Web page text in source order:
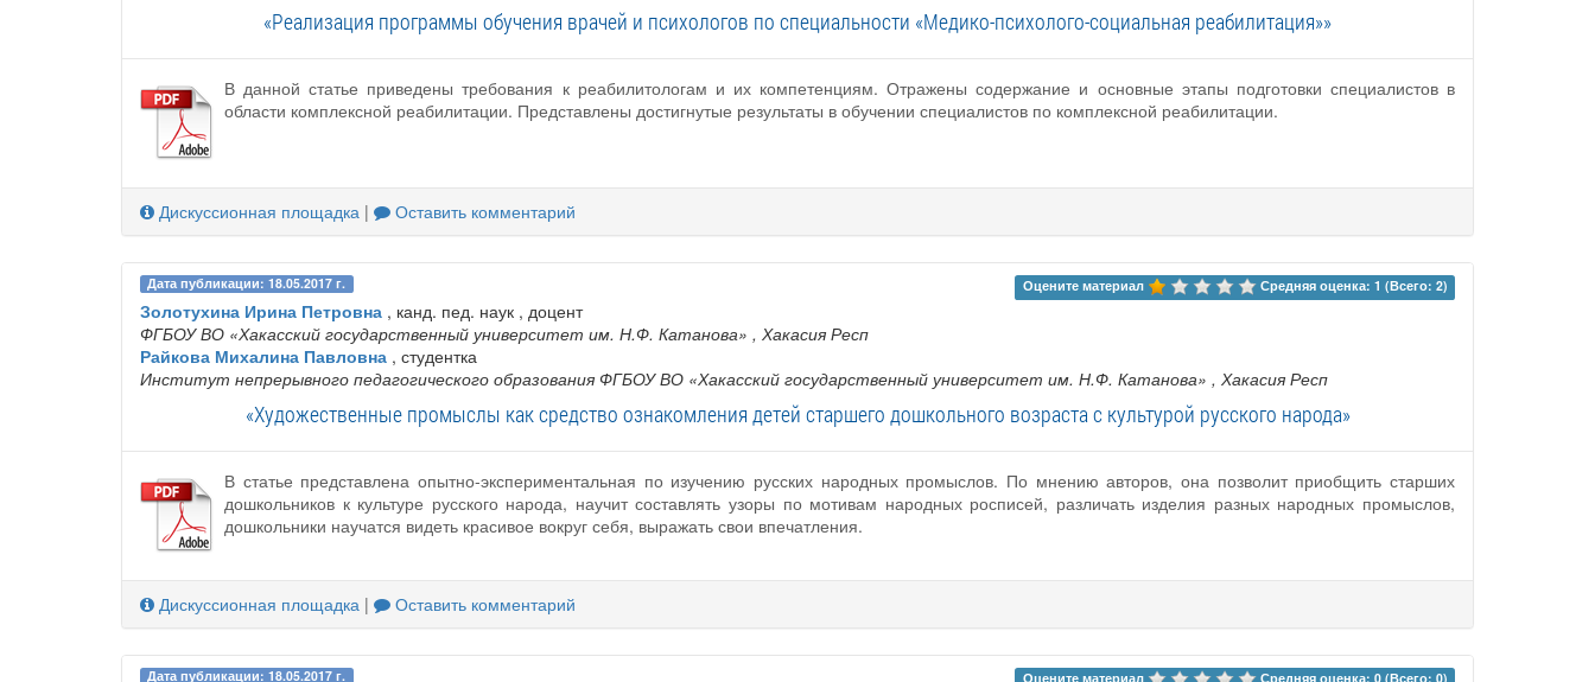
«Реализация программы обучения врачей и психологов по специальности «Медико-психолого-социальная реабилитация»»
В данной статье приведены требования к реабилитологам и их компетенциям. Отражены содержание и основные этапы подготовки специалистов в
области комплексной реабилитации. Представлены достигнутые результаты в обучении специалистов по комплексной реабилитации.
Дискуссионная площадка | Оставить комментарий
Дата публикации: 18.05.2017 г. Оцените материал Средняя оценка: 1 (Всего: 2)
Золотухина Ирина Петровна , канд. пед. наук , доцент
ФГБОУ ВО «Хакасский государственный университет им. Н.Ф. Катанова» , Хакасия Респ
Райкова Михалина Павловна , студентка
Институт непрерывного педагогического образования ФГБОУ ВО «Хакасский государственный университет им. Н.Ф. Катанова» , Хакасия Респ
«Художественные промыслы как средство ознакомления детей старшего дошкольного возраста с культурой русского народа»
В статье представлена опытно-экспериментальная по изучению русских народных промыслов. По мнению авторов, она позволит приобщить старших
дошкольников к культуре русского народа, научит составлять узоры по мотивам народных росписей, различать изделия разных народных промыслов,
дошкольники научатся видеть красивое вокруг себя, выражать свои впечатления.
Дискуссионная площадка | Оставить комментарий
Дата публикации: 18.05.2017 г. Оцените материал Средняя оценка: 0 (Всего: 0)